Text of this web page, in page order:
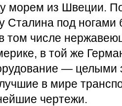
морем из Швеции.
Сталина под ногами
том числе
в той же
— целыми
в мире
чертежи.